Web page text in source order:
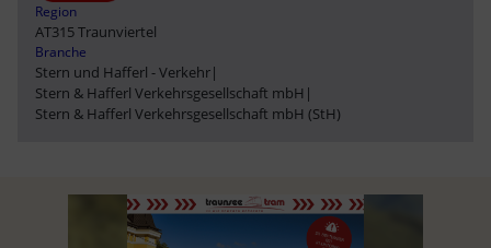
Region
AT315 Traunviertel
Branche
Stern und Hafferl - Verkehr|
Stern & Hafferl Verkehrsgesellschaft mbH |
Stern & Hafferl Verkehrsgesellschaft mbH (StH)